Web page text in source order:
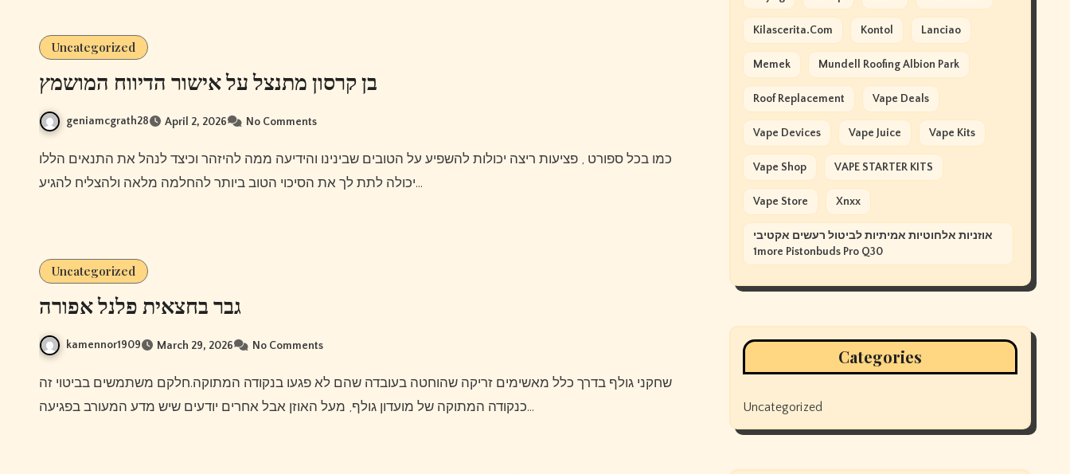
Uncategorized
בן קרסון מתנצל על אישור הדיווח המושמץ
geniamcgrath28 April 2, 2026 No Comments
כמו בכל ספורט , פציעות ריצה יכולות להשפיע על הטובים שבינינו והידיעה ממה להיזהר וכיצד לנהל את התנאים הללו
יכולה לתת לך את הסיכוי הטוב ביותר להחלמה מלאה ולהצליח להגיע…
Uncategorized
גבר בחצאית פלנל אפורה
kamennor1909 March 29, 2026 No Comments
שחקני גולף בדרך כלל מאשימים זריקה שהוחטה בעובדה שהם לא פגעו בנקודה המתוקה.חלקם משתמשים בביטוי זה
כנקודה המתוקה של מועדון גולף, מעל האוזן אבל אחרים יודעים שיש מדע המעורב בפגיעה…
Kilascerita.com Kontol Lanciao
Memek Mundell Roofing Albion Park
Roof Replacement Vape Deals
Vape Devices Vape Juice Vape Kits
Vape Shop VAPE STARTER KITS
Vape Store Xnxx
אוזניות אלחוטיות אמיתיות לביטול רעשים אקטיבי
1more Pistonbuds Pro Q30
Categories
Uncategorized